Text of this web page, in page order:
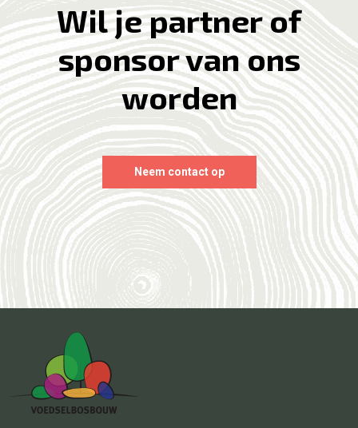
Wil je partner of
sponsor van ons
worden
Neem contact op